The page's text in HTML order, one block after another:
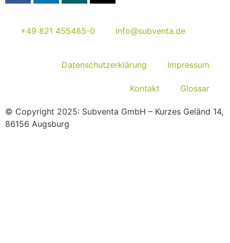
+49 821 455485-0 info@subventa.de
Datenschutzerklärung Impressum
Kontakt Glossar
© Copyright 2025: Subventa GmbH – Kurzes Geländ 14,
86156 Augsburg